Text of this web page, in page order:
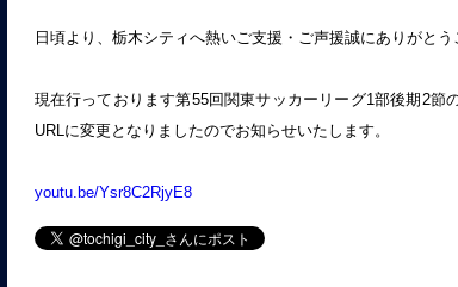
日頃より、栃木シティへ熱いご支援・ご声援誠にありがとう
現在行っております第55回関東サッカーリーグ1部後期2
URLに変更となりましたのでお知らせいたします。
youtu.be/Ysr8C2RjyE8